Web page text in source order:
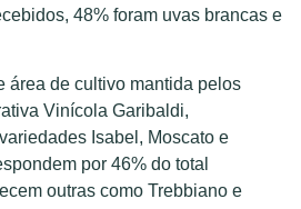
48% foram uvas brancas e
área de cultivo mantida pelos
Vinícola Garibaldi,
Isabel, Moscato e
por 46% do total
outras como Trebbiano e